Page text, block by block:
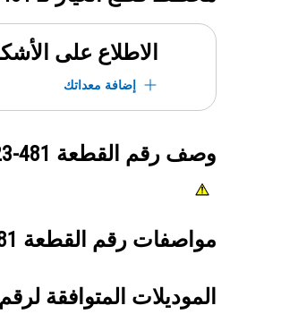
الاطلاع على
إضافة معداتك
وصف رقم القطعة 481-1623
مواصفات رقم القطعة
الموديلات المتوافقة